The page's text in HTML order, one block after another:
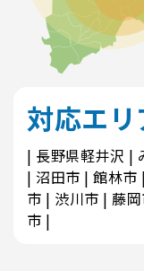
対応エリ
長野県軽井沢
沼田市
館林市
市
渋川市 藤
市